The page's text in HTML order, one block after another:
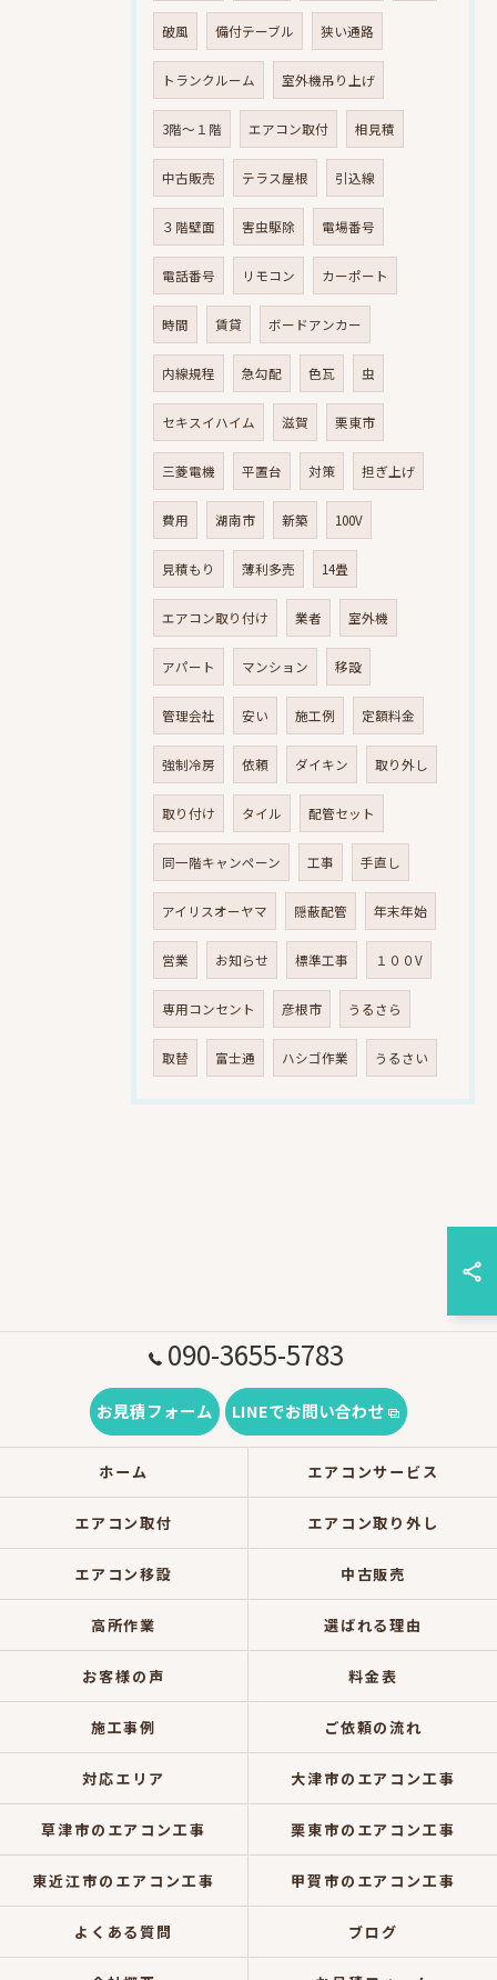
破風 備付テーブル 狭い通路
トランクルーム 室外機吊り上げ
3階～１階 エアコン取付 相見積
中古販売 テラス屋根 引込線
３階壁面 害虫駆除 電場番号
電話番号 リモコン カーポート
時間 賃貸 ボードアンカー
内線規程 急勾配 色瓦 虫
セキスイハイム 滋賀 栗東市
三菱電機 平置台 対策 担ぎ上げ
費用 湖南市 新築 100V
見積もり 薄利多売 14畳
エアコン取り付け 業者 室外機
アパート マンション 移設
管理会社 安い 施工例 定額料金
強制冷房 依頼 ダイキン 取り外し
取り付け タイル 配管セット
同一階キャンペーン 工事 手直し
アイリスオーヤマ 隠蔽配管 年末年始
営業 お知らせ 標準工事 １００V
専用コンセント 彦根市 うるさら
取替 富士通 ハシゴ作業 うるさい
090-3655-5783
お見積フォーム LINEでお問い合わせ
ホーム エアコンサービス
エアコン取付 エアコン取り外し
エアコン移設 中古販売
高所作業 選ばれる理由
お客様の声 料金表
施工事例 ご依頼の流れ
対応エリア 大津市のエアコン工事
草津市のエアコン工事 栗東市のエアコン工事
東近江市のエアコン工事 甲賀市のエアコン工事
よくある質問 ブログ